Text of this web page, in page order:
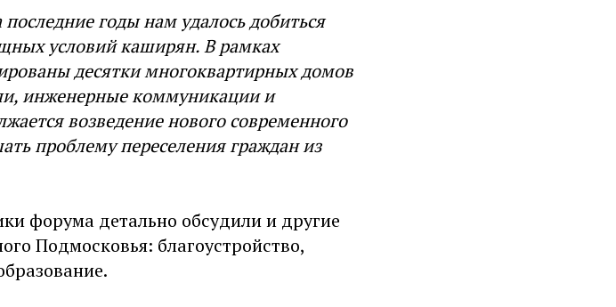
последние годы нам удалось добиться
условий каширян. В рамках
десятки многоквартирных домов
инженерные коммуникации и
возведение нового современного
проблему переселения граждан из
форума детально обсудили и другие
Подмосковья: благоустройство,